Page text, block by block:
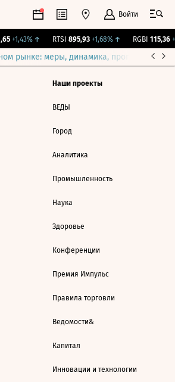
Войти
+1,43%↑ RTSI 895,93 +1,68%↑ RGBI 115,36
рынке: меры, динамика, прогнозы
Наши проекты
ВЕДЫ
Город
Аналитика
Промышленность
Наука
Здоровье
Конференции
Премия Импульс
Правила торговли
Ведомости&
Капитал
Инновации и технологии